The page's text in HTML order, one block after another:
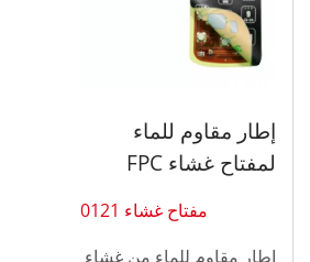
إطار مقاوم للماء
لمفتاح غشاء FPC
مفتاح غشاء 0121
إطار مقاوم للماء من غشاء